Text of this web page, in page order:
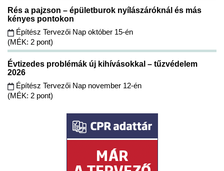
Rés a pajzson – épületburok nyílászáróknál és más
kényes pontokon
Építész Tervezői Nap október 15-én
(MÉK: 2 pont)
Évtizedes problémák új kihívásokkal – tűzvédelem
2026
Építész Tervezői Nap november 12-én
(MÉK: 2 pont)